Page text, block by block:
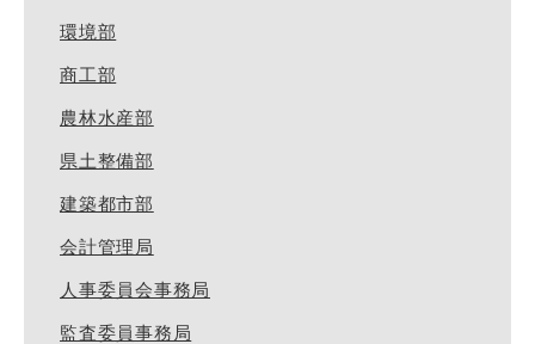
環境部
商工部
農林水産部
県土整備部
建築都市部
会計管理局
人事委員会事務局
監査委員事務局